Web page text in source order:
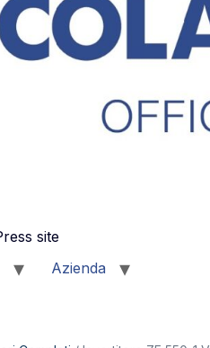
site
Azienda